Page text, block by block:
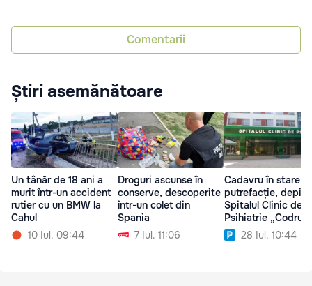
Comentarii
Știri asemănătoare
Un tânăr de 18 ani a
murit într-un accident
rutier cu un BMW la
Cahul
10 Iul. 09:44
Droguri ascunse în
conserve, descoperite
într-un colet din
Spania
7 Iul. 11:06
Cadavru în stare
putrefacție,
Spitalul Clinic de
Psihiatrie „Codru”
28 Iul. 10:44